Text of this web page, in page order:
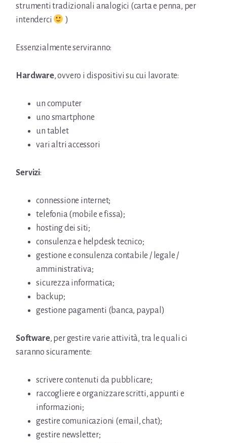
strumenti tradizionali analogici (carta e penna, per
intenderci
)
Essenzialmente serviranno:
Hardware, ovvero i dispositivi su cui lavorate:
un computer
uno smartphone
un tablet
vari altri accessori
Servizi:
connessione internet;
telefonia (mobile e fissa);
hosting dei siti;
consulenza e helpdesk tecnico;
gestione e consulenza contabile / legale /
amministrativa;
sicurezza informatica;
backup;
gestione pagamenti (banca, paypal)
Software, per gestire varie attività, tra le quali ci
saranno sicuramente:
scrivere contenuti da pubblicare;
raccogliere e organizzare scritti, appunti e
informazioni;
gestire comunicazioni (email, chat);
gestire newsletter;